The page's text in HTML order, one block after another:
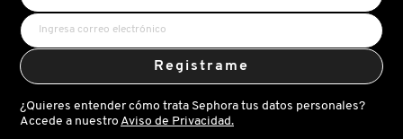
Registrame
¿Quieres entender cómo trata Sephora tus datos personales?
Accede a nuestro Aviso de Privacidad.